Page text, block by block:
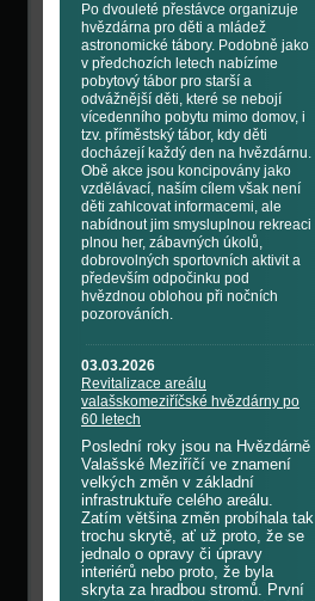
Po dvouleté přestávce organizuje
hvězdárna pro děti a mládež
astronomické tábory. Podobně jako
v předchozích letech nabízíme
pobytový tábor pro starší a
odvážnější děti, které se nebojí
vícedenního pobytu mimo domov, i
tzv. příměstský tábor, kdy děti
docházejí každý den na hvězdárnu.
Obě akce jsou koncipovány jako
vzdělávací, naším cílem však není
děti zahlcovat informacemi, ale
nabídnout jim smysluplnou rekreaci
plnou her, zábavných úkolů,
dobrovolných sportovních aktivit a
především odpočinku pod
hvězdnou oblohou při nočních
pozorováních.
03.03.2026
Revitalizace areálu
valašskomeziříčské hvězdárny po
60 letech
Poslední roky jsou na Hvězdárně
Valašské Meziříčí ve znamení
velkých změn v základní
infrastruktuře celého areálu.
Zatím většina změn probíhala tak
trochu skrytě, ať už proto, že se
jednalo o opravy či úpravy
interiérů nebo proto, že byla
skryta za hradbou stromů. První